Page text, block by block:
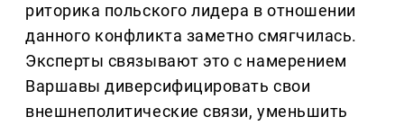
риторика польского лидера в отношении
данного конфликта заметно смягчилась.
Эксперты связывают это с намерением
Варшавы диверсифицировать свои
внешнеполитические связи, уменьшить